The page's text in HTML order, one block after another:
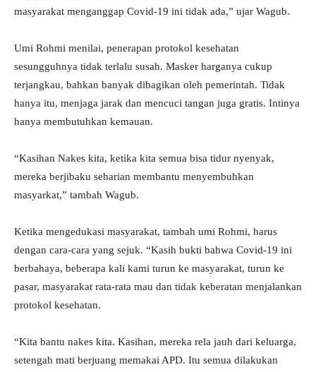
masyarakat menganggap Covid-19 ini tidak ada,” ujar Wagub.
Umi Rohmi menilai, penerapan protokol kesehatan
sesungguhnya tidak terlalu susah. Masker harganya cukup
terjangkau, bahkan banyak dibagikan oleh pemerintah. Tidak
hanya itu, menjaga jarak dan mencuci tangan juga gratis. Intinya
hanya membutuhkan kemauan.
“Kasihan Nakes kita, ketika kita semua bisa tidur nyenyak,
mereka berjibaku seharian membantu menyembuhkan
masyarkat,” tambah Wagub.
Ketika mengedukasi masyarakat, tambah umi Rohmi, harus
dengan cara-cara yang sejuk. “Kasih bukti bahwa Covid-19 ini
berbahaya, beberapa kali kami turun ke masyarakat, turun ke
pasar, masyarakat rata-rata mau dan tidak keberatan menjalankan
protokol kesehatan.
“Kita bantu nakes kita. Kasihan, mereka rela jauh dari keluarga,
setengah mati berjuang memakai APD. Itu semua dilakukan